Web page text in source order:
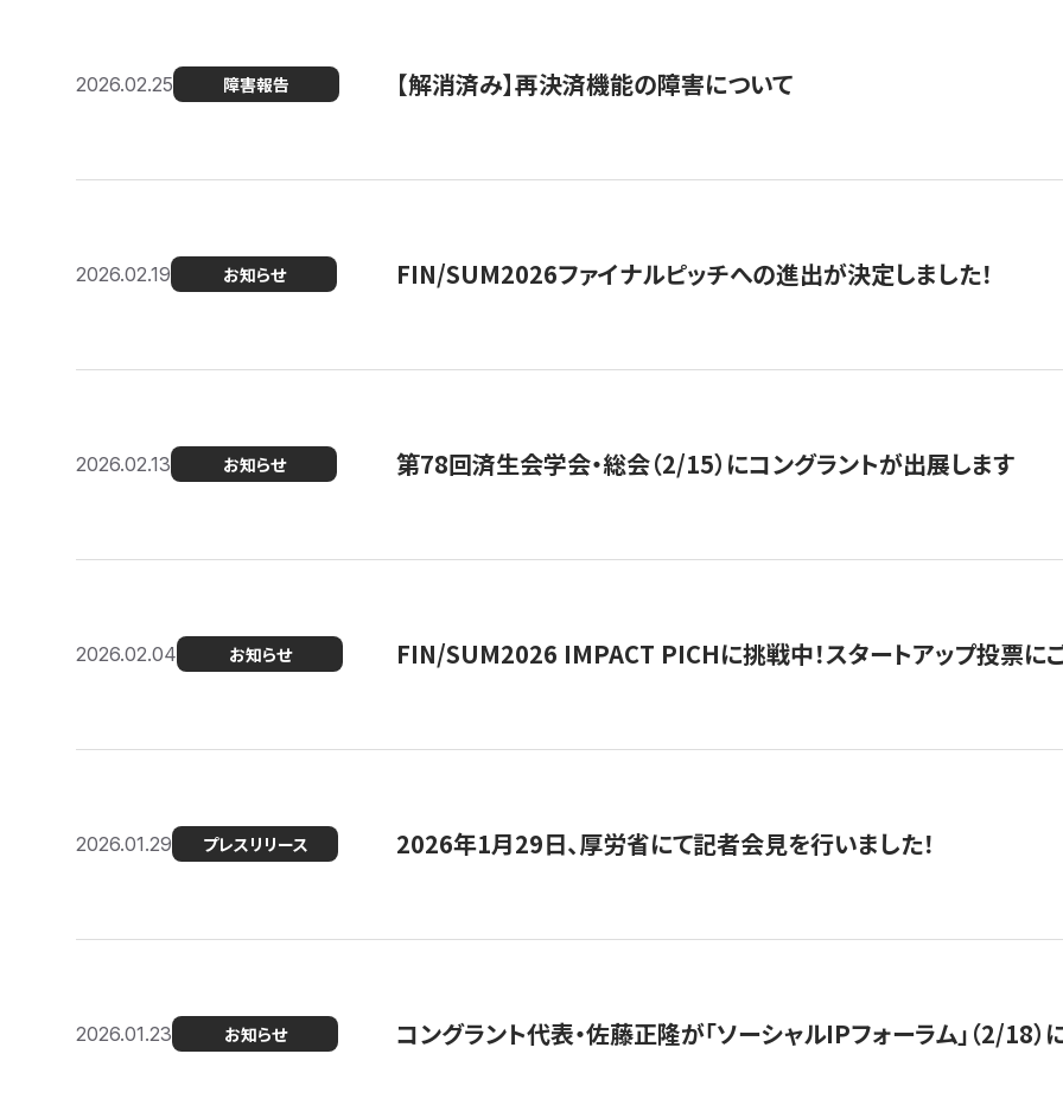
2026.02.25 障害報告 【解消済み】再決済機能の障害について
2026.02.19 お知らせ FIN/SUM2026ファイナルピッチへの進出が決定しました！
2026.02.13 お知らせ 第78回済生会学会・総会（2/15）にコングラントが出展します
2026.02.04 お知らせ FIN/SUM2026 IMPACT PICHに挑戦中！スタートアップ投票に
2026.01.29 プレスリリース 2026年1月29日、厚労省にて記者会見を行いました！
2026.01.23 お知らせ コングラント代表・佐藤正隆が「ソーシャルIPフォーラム」（2/18）